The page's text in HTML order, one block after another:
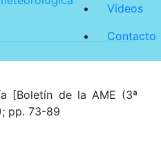
Videos
Contacto
[Boletín de la AME (3ª
pp. 73-89